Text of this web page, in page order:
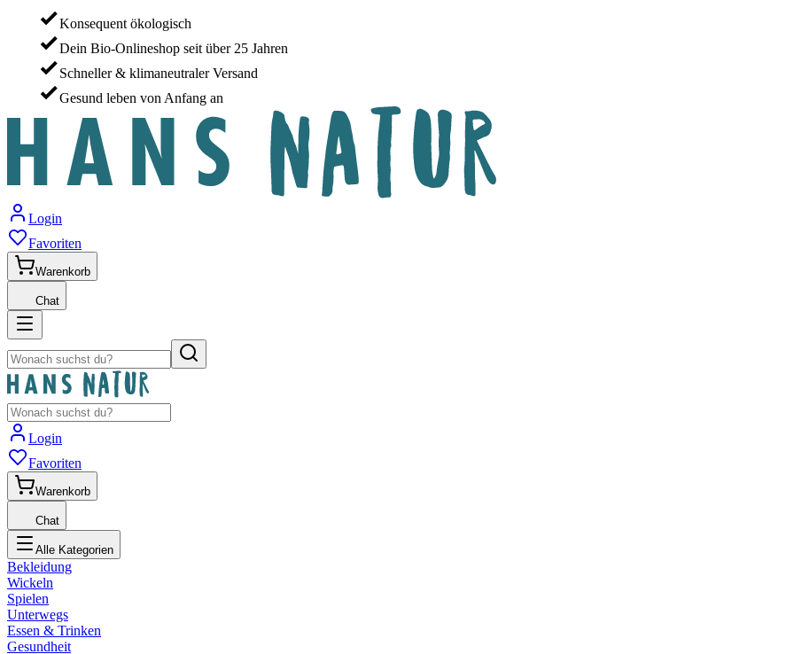
Konsequent ökologisch
Dein Bio-Onlineshop seit über 25 Jahren
Schneller & klimaneutraler Versand
Gesund leben von Anfang an
Login
Favoriten
Warenkorb
Chat
Login
Favoriten
Warenkorb
Chat
Alle Kategorien
Bekleidung
Wickeln
Spielen
Unterwegs
Essen & Trinken
Gesundheit